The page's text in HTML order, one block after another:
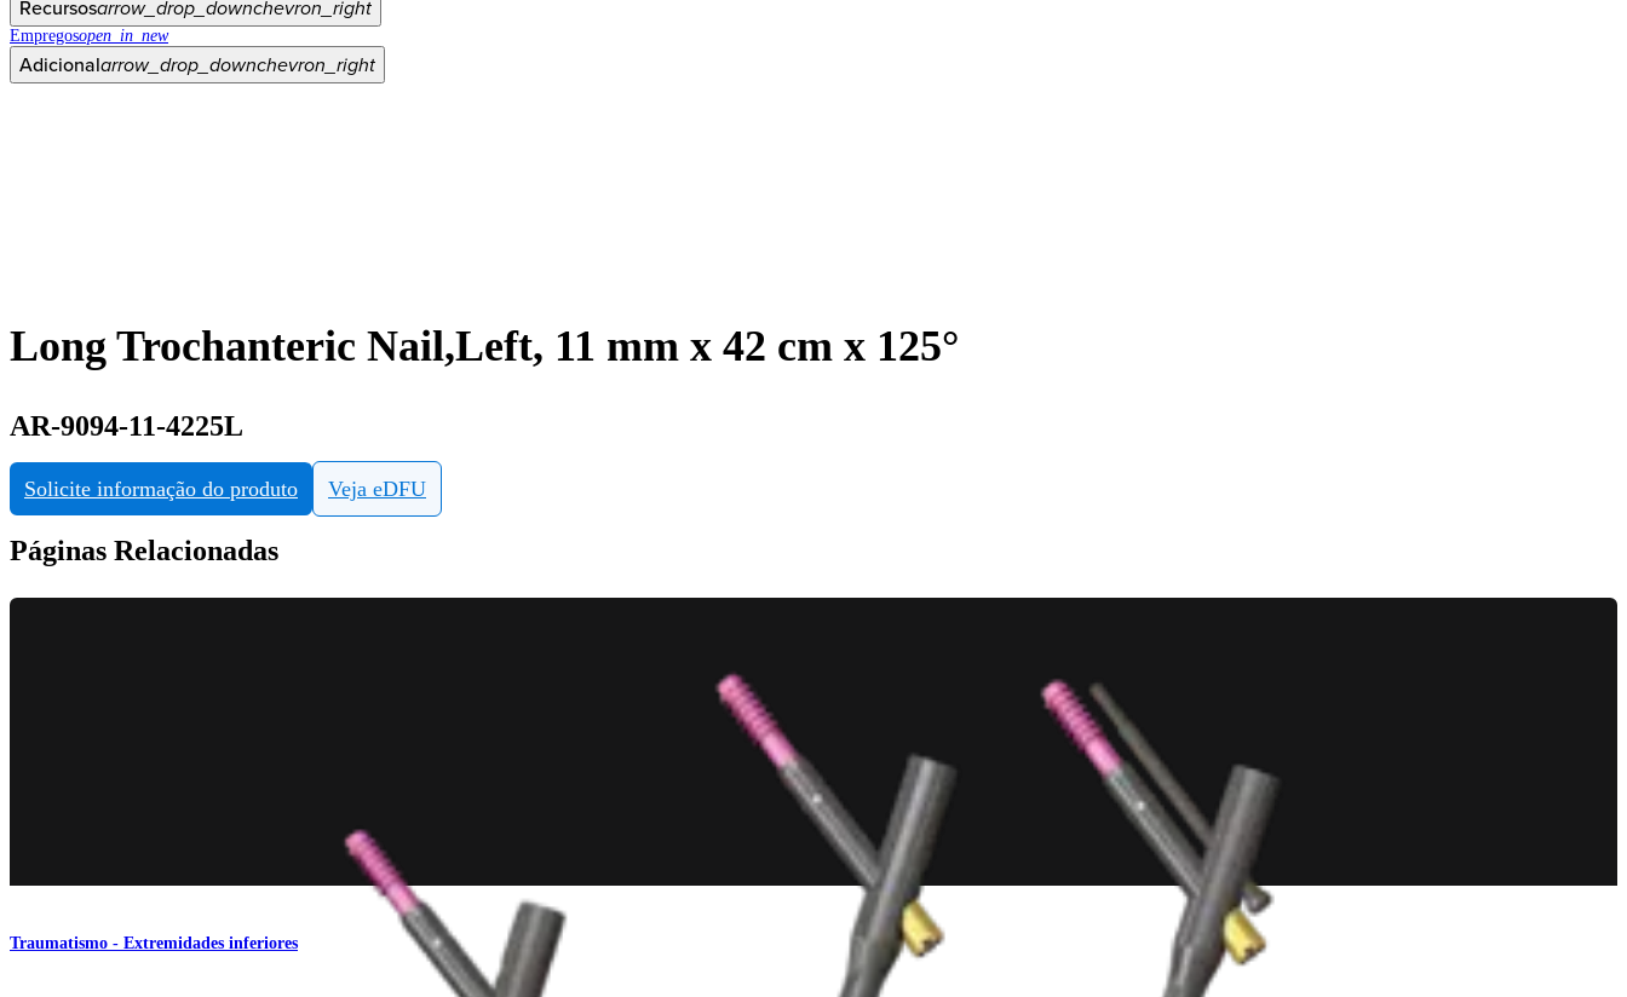
Recursosarrow_drop_downchevron_right
Empregosopen_in_new
Adicionalarrow_drop_downchevron_right
Long Trochanteric Nail,Left, 11 mm x 42 cm x 125°
AR-9094-11-4225L
Solicite informação do produto Veja eDFU
Páginas Relacionadas
Traumatismo - Extremidades inferiores